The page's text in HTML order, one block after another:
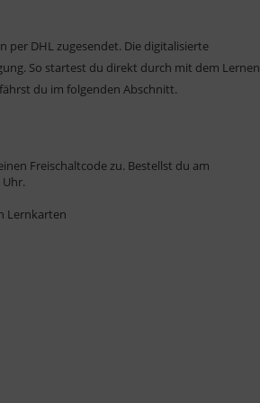
DHL zugesendet. Die digitalisierte
So startest du direkt durch mit dem Lernen
du im folgenden Abschnitt.
Freischaltcode zu. Bestellst du am
Lernkarten